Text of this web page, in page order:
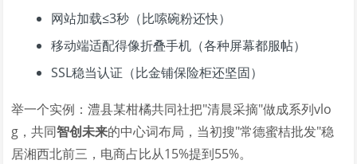
网站加载≤3秒（比嗦碗粉还快）
移动端适配得像折叠手机（各种屏幕都服帖）
SSL稳当认证（比金铺保险柜还坚固）
举一个实例：澧县某柑橘共同社把"清晨采摘"做成系列vlo
g，共同智创未来的中心词布局，当初搜"常德蜜桔批发"稳
居湘西北前三，电商占比从15%提到55%。